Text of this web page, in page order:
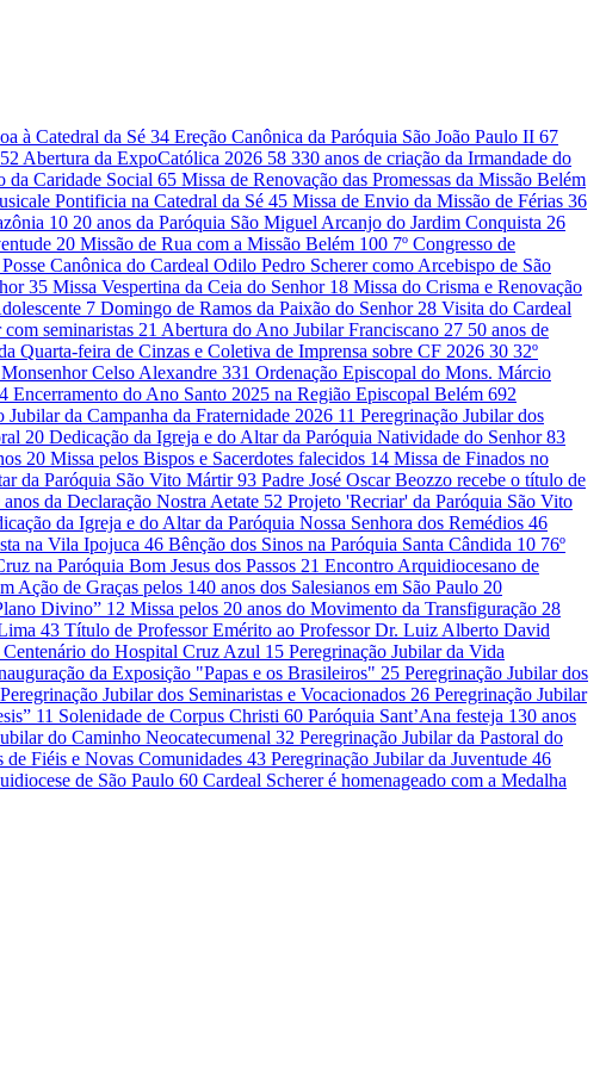
à Catedral da Sé 34 Ereção Canônica da Paróquia São João Paulo II 67
52 Abertura da ExpoCatólica 2026 58 330 anos de criação da Irmandade do
da Caridade Social 65 Missa de Renovação das Promessas da Missão Belém
Pontificia na Catedral da Sé 45 Missa de Envio da Missão de Férias 36
10 20 anos da Paróquia São Miguel Arcanjo do Jardim Conquista 26
20 Missão de Rua com a Missão Belém 100 7º Congresso de
Canônica do Cardeal Odilo Pedro Scherer como Arcebispo de São
35 Missa Vespertina da Ceia do Senhor 18 Missa do Crisma e Renovação
7 Domingo de Ramos da Paixão do Senhor 28 Visita do Cardeal
seminaristas 21 Abertura do Ano Jubilar Franciscano 27 50 anos de
Quarta-feira de Cinzas e Coletiva de Imprensa sobre CF 2026 30 32º
Celso Alexandre 331 Ordenação Episcopal do Mons. Márcio
Encerramento do Ano Santo 2025 na Região Episcopal Belém 692
Jubilar da Campanha da Fraternidade 2026 11 Peregrinação Jubilar dos
20 Dedicação da Igreja e do Altar da Paróquia Natividade do Senhor83
20 Missa pelos Bispos e Sacerdotes falecidos 14 Missa de Finados no
da Paróquia São Vito Mártir93 Padre José Oscar Beozzo recebe o título de
da Declaração Nostra Aetate 52 Projeto 'Recriar' da Paróquia São Vito
da Igreja e do Altar da Paróquia Nossa Senhora dos Remédios 46
na Vila Ipojuca 46 Bênção dos Sinos na Paróquia Santa Cândida 10 76º
na Paróquia Bom Jesus dos Passos 21 Encontro Arquidiocesano de
Ação de Graças pelos 140 anos dos Salesianos em São Paulo 20
Divino” 12 Missa pelos 20 anos do Movimento da Transfiguração 28
43 Título de Professor Emérito ao Professor Dr. Luiz Alberto David
do Hospital Cruz Azul 15 Peregrinação Jubilar da Vida
da Exposição "Papas e os Brasileiros" 25 Peregrinação Jubilar dos
Peregrinação Jubilar dos Seminaristas e Vocacionados 26 Peregrinação Jubilar
11 Solenidade de Corpus Christi 60 Paróquia Sant’Ana festeja 130 anos
do Caminho Neocatecumenal 32 Peregrinação Jubilar da Pastoral do
de Fiéis e Novas Comunidades 43 Peregrinação Jubilar da Juventude 46
de São Paulo 60 Cardeal Scherer é homenageado com a Medalha